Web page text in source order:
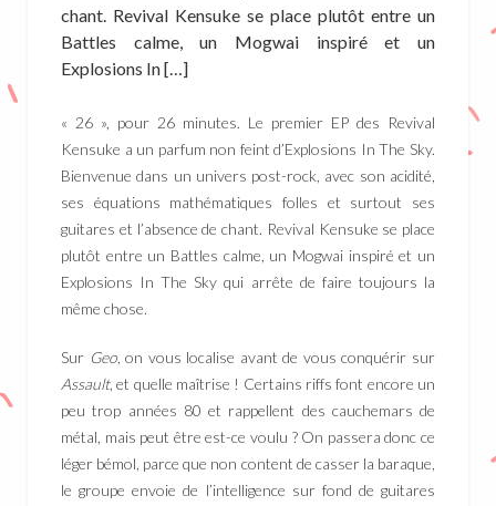
chant. Revival Kensuke se place plutôt entre un
Battles calme, un Mogwai inspiré et un
Explosions In […]
« 26 », pour 26 minutes. Le premier EP des Revival
Kensuke a un parfum non feint d’Explosions In The Sky.
Bienvenue dans un univers post-rock, avec son acidité,
ses équations mathématiques folles et surtout ses
guitares et l’absence de chant. Revival Kensuke se place
plutôt entre un Battles calme, un Mogwai inspiré et un
Explosions In The Sky qui arrête de faire toujours la
même chose.
Sur Geo, on vous localise avant de vous conquérir sur
Assault, et quelle maîtrise ! Certains riffs font encore un
peu trop années 80 et rappellent des cauchemars de
métal, mais peut être est-ce voulu ? On passera donc ce
léger bémol, parce que non content de casser la baraque,
le groupe envoie de l’intelligence sur fond de guitares